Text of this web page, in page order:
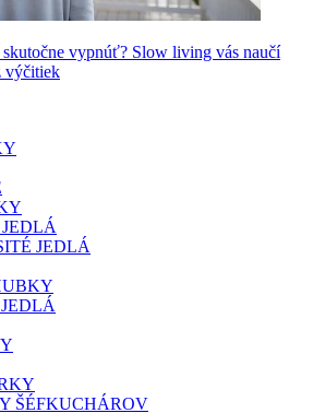
skutočne vypnúť? Slow living vás naučí
výčitiek
JEDLÁ
ŠÉFKUCHÁROV